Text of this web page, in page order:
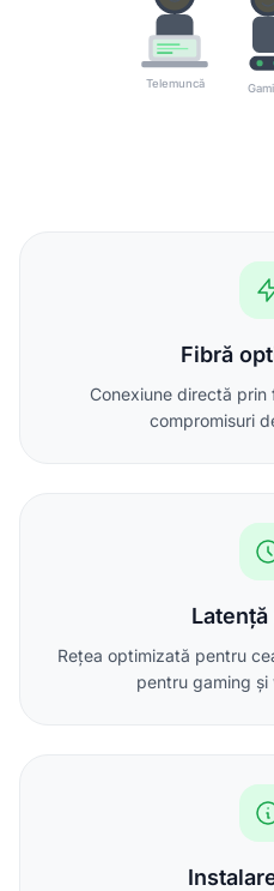
Telemuncă
Fibră
Conexiune directă prin
compromisuri
Rețea optimizată pentru
pentru gaming